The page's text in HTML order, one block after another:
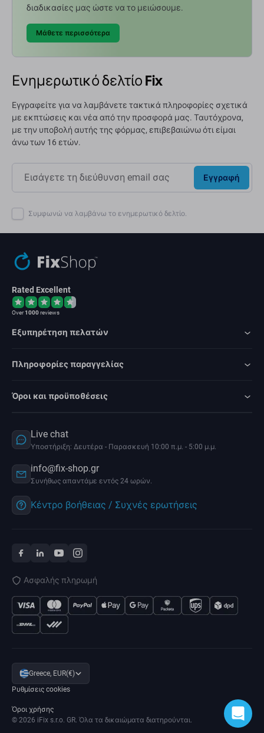
διαδικασίες μας ώστε να το μειώσουμε.
Μάθετε περισσότερα
Ενημερωτικό δελτίο Fix
Εγγραφείτε για να λαμβάνετε τακτικά πληροφορίες σχετικά
με εκπτώσεις και νέα από την προσφορά μας. Ταυτόχρονα,
με την υποβολή αυτής της φόρμας, επιβεβαιώνω ότι είμαι
άνω των 16 ετών.
Εγγραφή
Συμφωνώ να λαμβάνω το ενημερωτικό δελτίο.
Rated Excellent
Over1000reviews
Εξυπηρέτηση πελατών
Πληροφορίες παραγγελίας
Όροι και προϋποθέσεις
Live chat
Υποστήριξη: Δευτέρα - Παρασκευή 10:00 π.μ. - 5:00 μ.μ.
info@fix-shop.gr
Συνήθως απαντάμε εντός 24 ωρών.
Κέντρο βοήθειας / Συχνές ερωτήσεις
Ασφαλής πληρωμή
Greece, EUR(€)
Ρυθμίσεις cookies
Όροι χρήσης
© 2026 iFix s.r.o. GR. Όλα τα δικαιώματα διατηρούνται.